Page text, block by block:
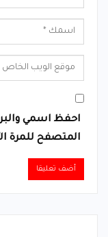
احفظ اسمي
المتصفح للمرة